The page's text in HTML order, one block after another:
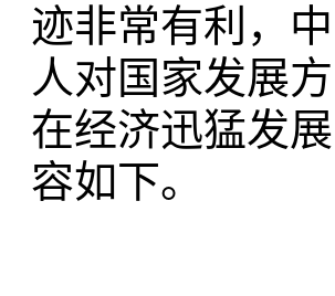
迹非常有利，
人对国家发展
在经济迅猛发
容如下。